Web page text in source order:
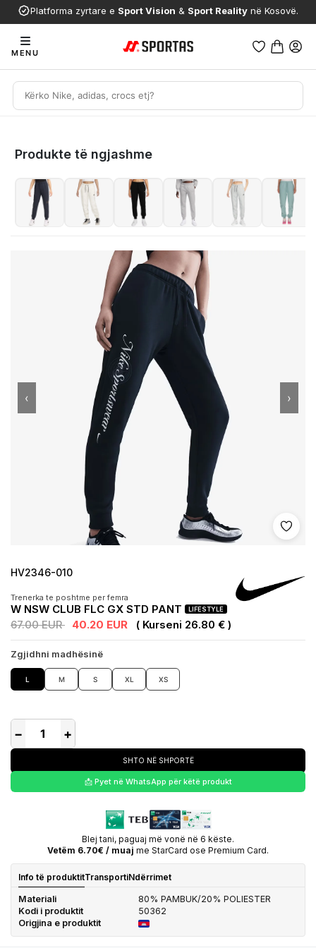
Platforma zyrtare e Sport Vision & Sport Reality në Kosovë.
MENU
Produkte të ngjashme
Shto
‹ ›
HV2346-010
Trenerka te poshtme per femra
W NSW CLUB FLC GX STD PANT LIFESTYLE
67.00 EUR 40.20 EUR ( Kurseni 26.80 € )
Zgjidhni madhësinë
L M S XL XS
− +
SHTO NË SHPORTË
📩 Pyet në WhatsApp për këtë produkt
Blej tani, paguaj më vonë në 6 këste.
Vetëm 6.70€ / muaj me StarCard ose Premium Card.
Info të produktitTransportiNdërrimet
Materiali
80% PAMBUK/20% POLIESTER
Kodi i produktit
50362
Origjina e produktit